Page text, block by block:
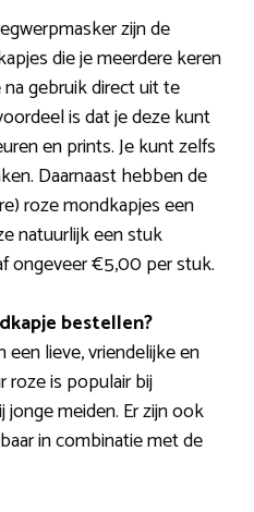
zijn de
die je meerdere keren
gebruik direct uit te
is dat je deze kunt
en prints. Je kunt zelfs
Daarnaast hebben de
roze mondkapjes een
natuurlijk een stuk
ongeveer €5,00 per stuk.
bestellen?
lieve, vriendelijke en
roze is populair bij
meiden. Er zijn ook
in combinatie met de